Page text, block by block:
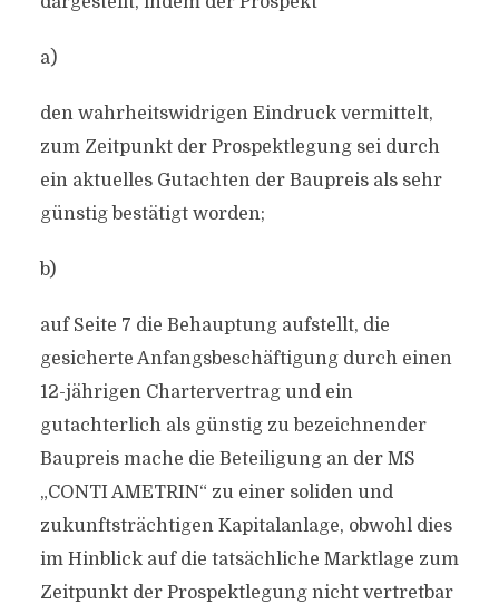
a)
den wahrheitswidrigen Eindruck vermittelt,
zum Zeitpunkt der Prospektlegung sei durch
ein aktuelles Gutachten der Baupreis als sehr
günstig bestätigt worden;
b)
auf Seite 7 die Behauptung aufstellt, die
gesicherte Anfangsbeschäftigung durch einen
12-jährigen Chartervertrag und ein
gutachterlich als günstig zu bezeichnender
Baupreis mache die Beteiligung an der MS
„CONTI AMETRIN“ zu einer soliden und
zukunftsträchtigen Kapitalanlage, obwohl dies
im Hinblick auf die tatsächliche Marktlage zum
Zeitpunkt der Prospektlegung nicht vertretbar